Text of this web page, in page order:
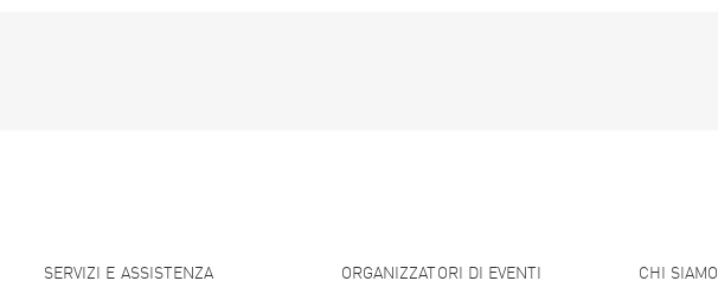
SERVIZI E ASSISTENZA ORGANIZZATORI DI EVENTI CHI SIAMO